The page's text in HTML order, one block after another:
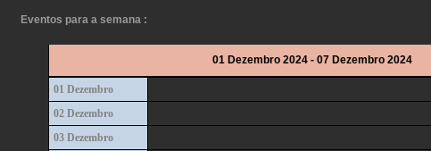
Eventos para a semana :
01 Dezembro 2024 - 07 Dezembro 2024
01 Dezembro
02 Dezembro
03 Dezembro